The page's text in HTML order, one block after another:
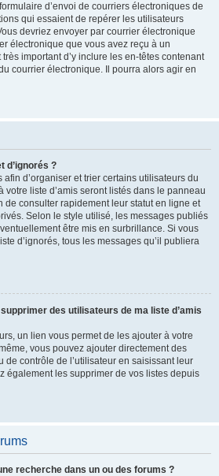
d’envoi de courriers électroniques de
qui essaient de repérer les utilisateurs
devriez envoyer par courrier électronique
électronique que vous avez reçu à un
important d’y inclure les en-têtes contenant
courrier électronique. Il pourra alors agir en
d’ignorés ?
d’organiser et trier certains utilisateurs du
votre liste d’amis seront listés dans le panneau
de consulter rapidement leur statut en ligne et
Selon le style utilisé, les messages publiés
être mis en surbrillance. Si vous
d’ignorés, tous les messages qu’il publiera
des utilisateurs de ma liste d’amis
un lien vous permet de les ajouter à votre
vous pouvez ajouter directement des
contrôle de l’utilisateur en saisissant leur
également les supprimer de vos listes depuis
recherche dans un ou des forums ?